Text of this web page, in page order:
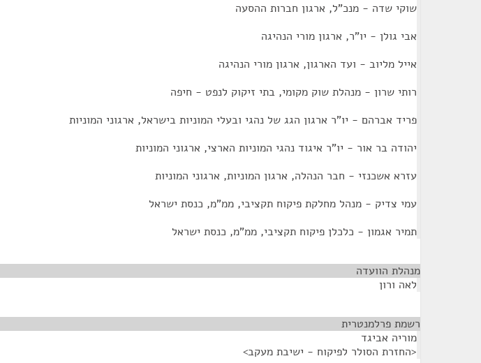
שוקי שדה - מנכ"ל, ארגון חברות ההסעה
אבי גולן - יו"ר, ארגון מורי הנהיגה
אייל מליוב - ועד הארגון, ארגון מורי הנהיגה
רותי שרון - מנהלת שוק מקומי, בתי זיקוק לנפט - חיפה
פריד אברהם - יו"ר ארגון הגג של נהגי ובעלי המוניות בישראל, ארגוני המוניות
יהודה בר אור - יו"ר איגוד נהגי המוניות הארצי, ארגוני המוניות
עזרא אשכנזי - חבר הנהלה, ארגון המוניות, ארגוני המוניות
עמי צדיק - מנהל מחלקת פיקוח תקציבי, ממ"מ, כנסת ישראל
תמיר אגמון - כלכלן פיקוח תקציבי, ממ"מ, כנסת ישראל
מנהלת הוועדה
לאה ורון
רשמת פרלמנטרית
מוריה אביגד
<החזרת הסולר לפיקוח - ישיבת מעקב>